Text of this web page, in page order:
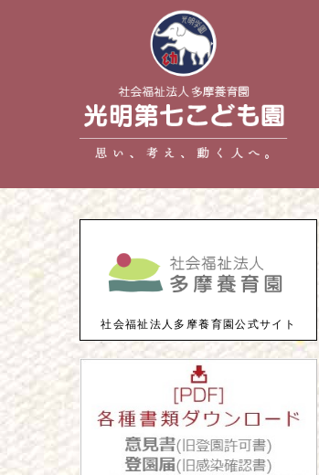
社会福祉法人多摩養育園公式サイト